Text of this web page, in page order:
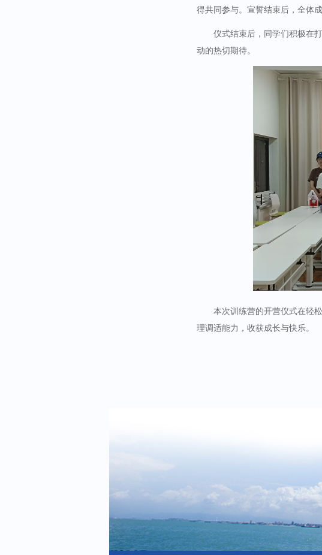
得共同参与。宣誓结束后，全体
仪式结束后，同学们积极在
动的热切期待。
本次训练营的开营仪式在轻
理调适能力，收获成长与快乐。